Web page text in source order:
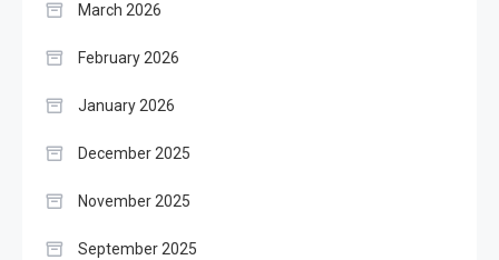
March 2026
February 2026
January 2026
December 2025
November 2025
September 2025